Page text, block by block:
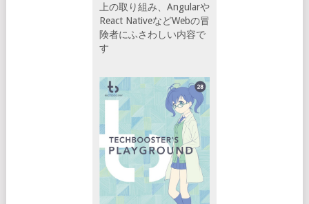
上の取り組み、Angularや
React NativeなどWebの冒
険者にふさわしい内容で
す